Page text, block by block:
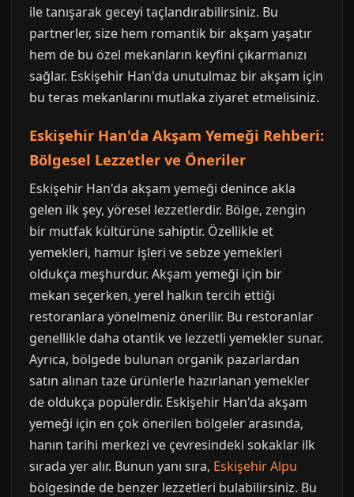
ile tanışarak geceyi taçlandırabilirsiniz. Bu
partnerler, size hem romantik bir akşam yaşatır
hem de bu özel mekanların keyfini çıkarmanızı
sağlar. Eskişehir Han'da unutulmaz bir akşam için
bu teras mekanlarını mutlaka ziyaret etmelisiniz.
Eskişehir Han'da Akşam Yemeği Rehberi:
Bölgesel Lezzetler ve Öneriler
Eskişehir Han'da akşam yemeği denince akla
gelen ilk şey, yöresel lezzetlerdir. Bölge, zengin
bir mutfak kültürüne sahiptir. Özellikle et
yemekleri, hamur işleri ve sebze yemekleri
oldukça meşhurdur. Akşam yemeği için bir
mekan seçerken, yerel halkın tercih ettiği
restoranlara yönelmeniz önerilir. Bu restoranlar
genellikle daha otantik ve lezzetli yemekler sunar.
Ayrıca, bölgede bulunan organik pazarlardan
satın alınan taze ürünlerle hazırlanan yemekler
de oldukça popülerdir. Eskişehir Han'da akşam
yemeği için en çok önerilen bölgeler arasında,
hanın tarihi merkezi ve çevresindeki sokaklar ilk
sırada yer alır. Bunun yanı sıra, Eskişehir Alpu
bölgesinde de benzer lezzetleri bulabilirsiniz. Bu